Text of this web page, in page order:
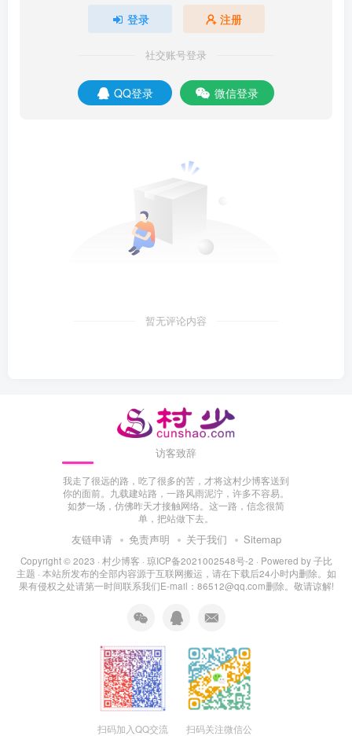
登录 注册
社交账号登录
QQ登录 微信登录
暂无评论内容
访客致辞
我走了很远的路，吃了很多的苦，才将这村少博客送到
你的面前。九载建站路，一路风雨泥泞，许多不容易。
如梦一场，仿佛昨天才接触网络。这一路，信念很简
单，把站做下去。
友链申请 免责声明 关于我们 Sitemap
Copyright © 2023 · 村少博客 · 琼ICP备2021002548号-2 · Powered by子比
主题 · 本站所发布的全部内容源于互联网搬运，请在下载后24小时内删除。如
果有侵权之处请第一时间联系我们E-mail：86512@qq.com删除。敬请谅解!
扫码加入QQ交流 扫码关注微信公